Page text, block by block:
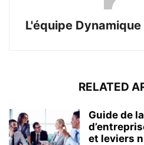
L'équipe
RELATED
Guide de
et leviers